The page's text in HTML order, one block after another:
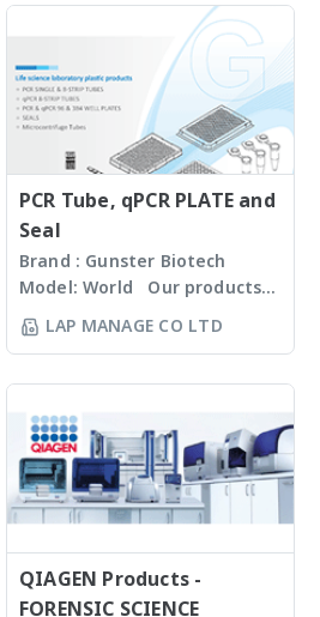
-5 mL, 1-10 mL, 2.5-30 mL, 5-60
mL และ 10-100 mL · พร้อมใบรับ
รองการสอบเทียบ และได้รับมาตรฐาน
ISO 8655
PCR Tube, qPCR PLATE and
Seal
Brand : Gunster Biotech
Model: World Our products
are manufactured under
ISO13485:2016 standard
continually monitors the
quality of products and
individual batch testing
ensures Gunster products are
certified RNase, DNase,
Human DNA and Endotoxin-
free. We specializing in
plastic materials, plastic
LAP MANAGE CO LTD
QIAGEN Products -
FORENSIC SCIENCE